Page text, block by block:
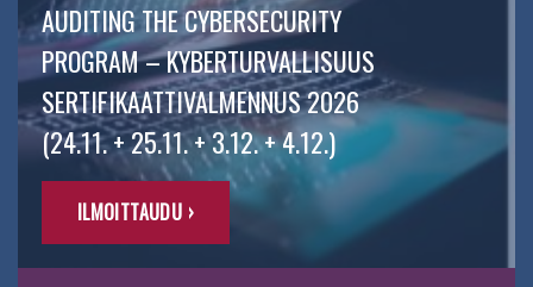
AUDITING THE CYBERSECURITY
PROGRAM – KYBERTURVALLISUUS
SERTIFIKAATTIVALMENNUS 2026
(24.11. + 25.11. + 3.12. + 4.12.)
ILMOITTAUDU ›